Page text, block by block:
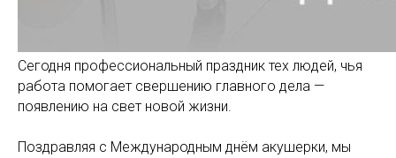
Сегодня профессиональный праздник тех людей, чья
работа помогает свершению главного дела —
появлению на свет новой жизни.
Поздравляя с Международным днём акушерки, мы